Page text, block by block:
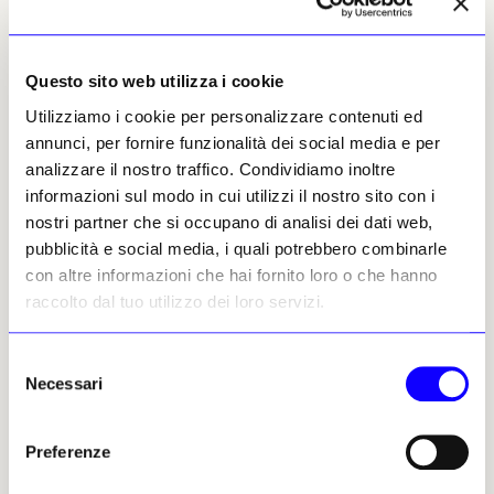
Questo sito web utilizza i cookie
Utilizziamo i cookie per personalizzare contenuti ed
annunci, per fornire funzionalità dei social media e per
analizzare il nostro traffico. Condividiamo inoltre
informazioni sul modo in cui utilizzi il nostro sito con i
nostri partner che si occupano di analisi dei dati web,
pubblicità e social media, i quali potrebbero combinarle
con altre informazioni che hai fornito loro o che hanno
raccolto dal tuo utilizzo dei loro servizi.
delNecessari
Preferenze
Altri articoli dell'autore
NEWS ARTE CONTEMPORANEA
A Verona il bunker nucleare
museo
NATO sarà trasformato entro
NEWS ARTE ANTICA
Oltre l'Odissea: sull'isola di
incontra il contemporaneo:
dodici artisti rileggono il
All'Art Space Pythagorion della
Schwarz Foundation, sull'isola